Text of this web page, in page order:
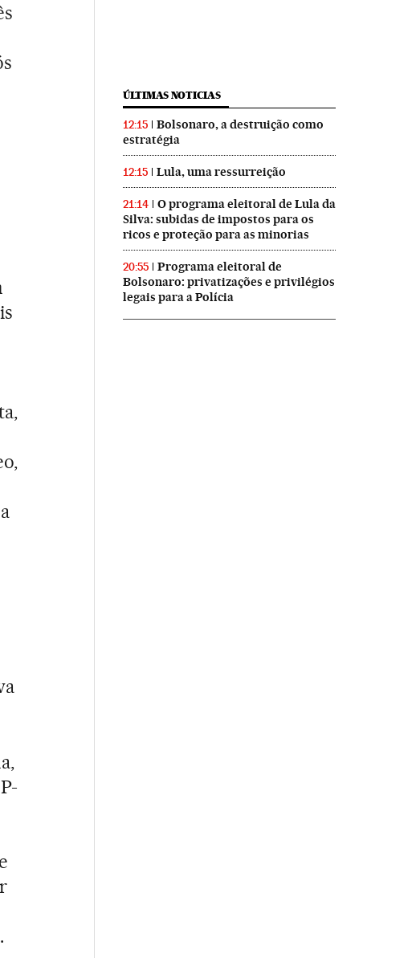
ÚLTIMAS NOTICIAS
12:15
Bolsonaro, a destruição como
estratégia
12:15 Lula, uma ressurreição
21:14
O programa eleitoral de Lula da
Silva: subidas de impostos para os
ricos e proteção para as minorias
20:55
Programa eleitoral de
Bolsonaro: privatizações e privilégios
legais para a Polícia